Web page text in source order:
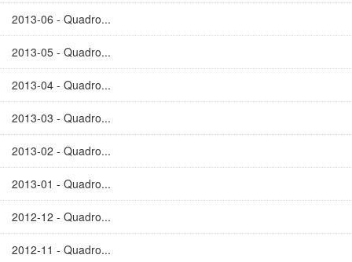
2013-06 - Quadro...
2013-05 - Quadro...
2013-04 - Quadro...
2013-03 - Quadro...
2013-02 - Quadro...
2013-01 - Quadro...
2012-12 - Quadro...
2012-11 - Quadro...